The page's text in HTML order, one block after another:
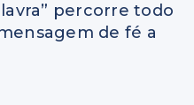
percorre todo
de fé a